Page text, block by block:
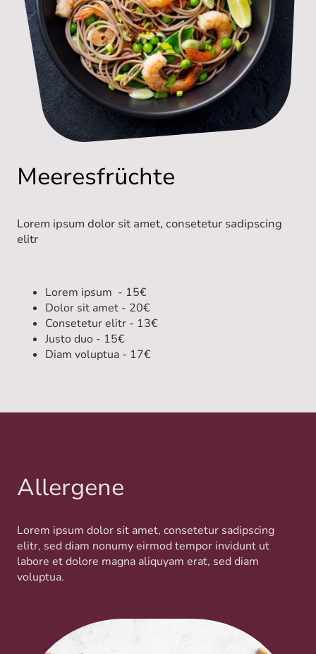
Meeresfrüchte
Lorem ipsum dolor sit amet, consetetur sadipscing
elitr
Lorem ipsum - 15€
Dolor sit amet - 20€
Consetetur elitr - 13€
Justo duo - 15€
Diam voluptua - 17€
Allergene
Lorem ipsum dolor sit amet, consetetur sadipscing
elitr, sed diam nonumy eirmod tempor invidunt ut
labore et dolore magna aliquyam erat, sed diam
voluptua.